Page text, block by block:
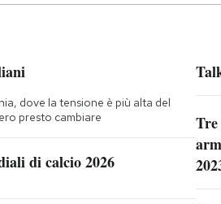
dove la tensione è più alta del
presto cambiare
di calcio 2026